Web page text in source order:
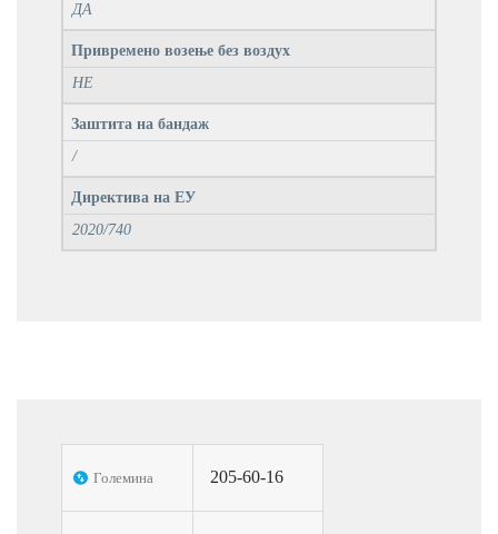
ДА
Привремено возење без воздух
НЕ
Заштита на бандаж
/
Директива на ЕУ
2020/740
Големина 205-60-16